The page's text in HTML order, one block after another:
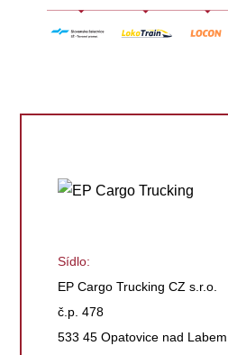
Sídlo:
EP Cargo Trucking CZ s.r.o.
č.p. 478
533 45 Opatovice nad Labem